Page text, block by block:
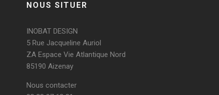
NOUS SITUER
INOBAT DESIGN
5 Rue Jacqueline Auriol
ZA Espace Vie Atlantique Nord
85190 Aizenay
Nous contacter